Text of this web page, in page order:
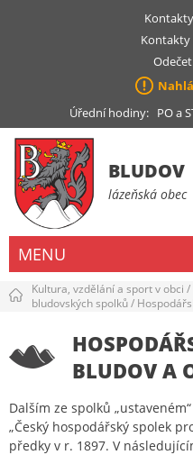
Úřední hodiny: PO a
BLUDOV
lázeňská obec
MENU
Kultura, vzdělání a sport v obci /
bludovských spolků/
BLUDOV A
Dalším ze spolků
„Český hospodářský spolek
předky v r. 1897. V